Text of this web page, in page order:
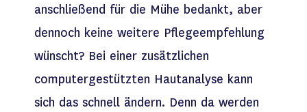
anschließend für die Mühe bedankt, aber
dennoch keine weitere Pflegeempfehlung
wünscht? Bei einer zusätzlichen
computergestützten Hautanalyse kann
sich das schnell ändern. Denn da werden